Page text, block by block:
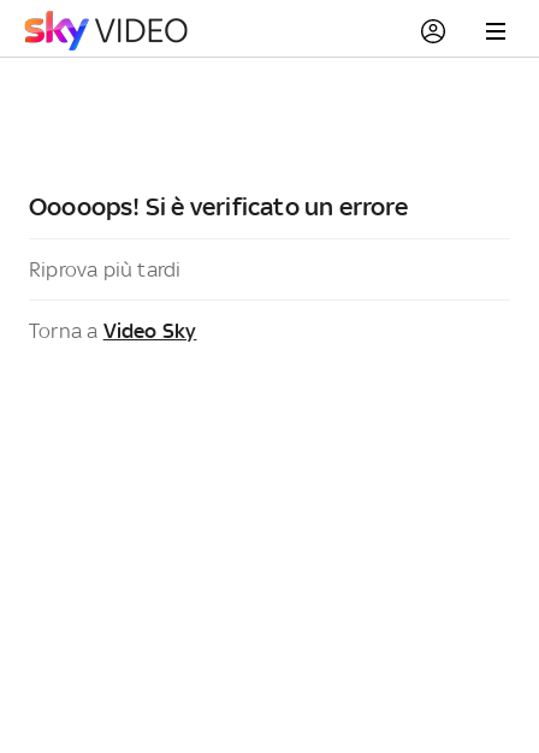
Ooooops! Si è verificato un errore
Riprova più tardi
Torna a Video Sky